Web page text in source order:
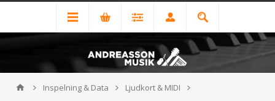
Inspelning & Data
Ljudkort & MIDI